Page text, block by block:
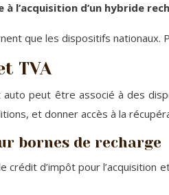
l’acquisition d’un hybride
que les dispositifs
TVA
auto peut être associé à des
et donner accès à la
bornes de recharge
crédit d’impôt pour l’acquisition